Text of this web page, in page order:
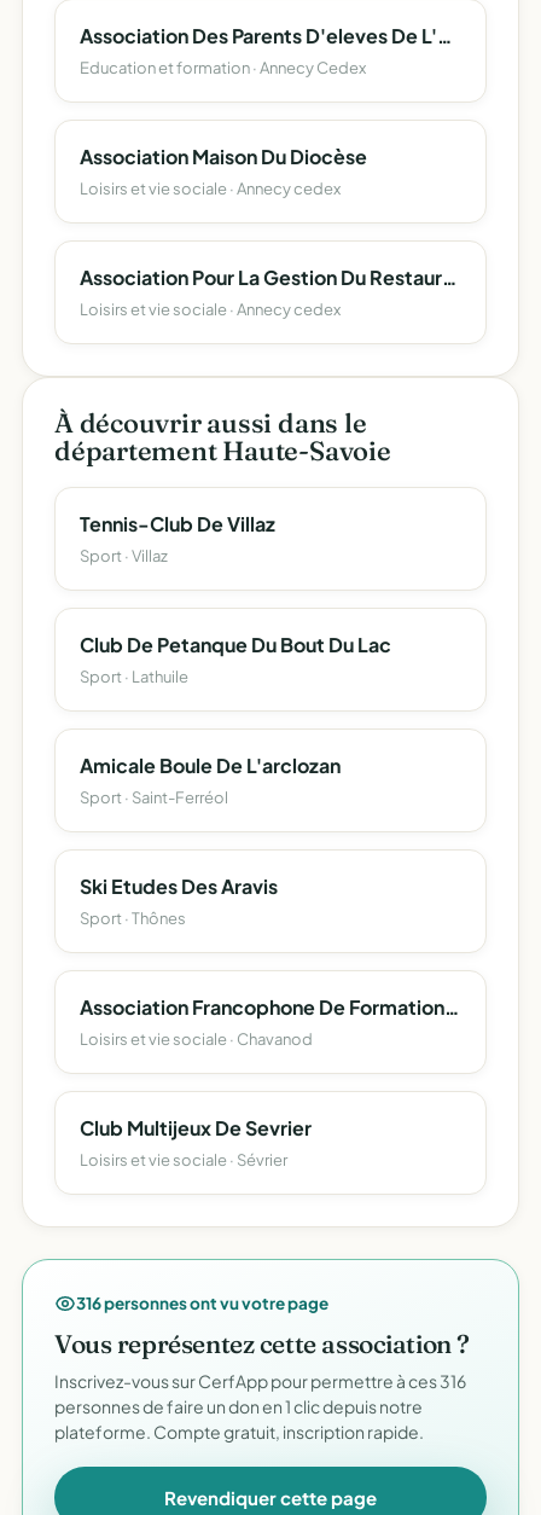
Association Des Parents D'eleves De L'enseignement Libre (Apel) Du Departement De La Haute-Savoie
Education et formation · Annecy Cedex
Association Maison Du Diocèse
Loisirs et vie sociale · Annecy cedex
Association Pour La Gestion Du Restaurant Inter Administratif D'annecy (A.r.i.a.)
Loisirs et vie sociale · Annecy cedex
À découvrir aussi dans le
département Haute-Savoie
Tennis-Club De Villaz
Sport · Villaz
Club De Petanque Du Bout Du Lac
Sport · Lathuile
Amicale Boule De L'arclozan
Sport · Saint-Ferréol
Ski Etudes Des Aravis
Sport · Thônes
Association Francophone De Formation Et De Recherche En Therapie Comportementale Et Cognitive (Afforthecc)
Loisirs et vie sociale · Chavanod
Club Multijeux De Sevrier
Loisirs et vie sociale · Sévrier
316 personnes ont vu votre page
Vous représentez cette association ?
Inscrivez-vous sur CerfApp pour permettre à ces 316
personnes de faire un don en 1 clic depuis notre
plateforme. Compte gratuit, inscription rapide.
Revendiquer cette page